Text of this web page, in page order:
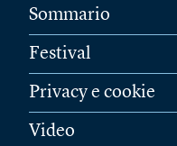
Sommario
Festival
Privacy e cookie
Video